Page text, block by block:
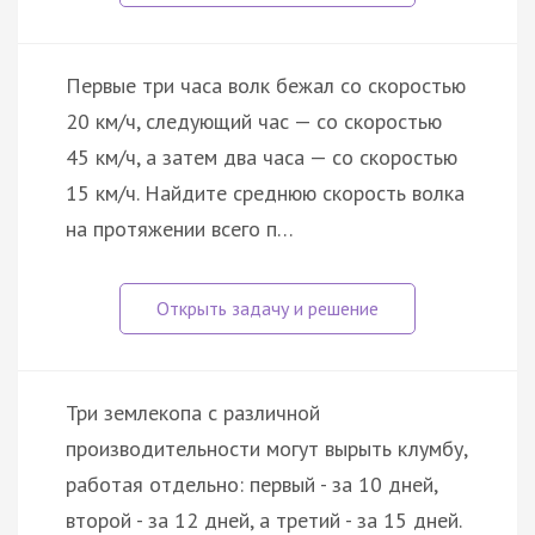
Первые три часа волк бежал со скоростью
20 км/ч, следующий час — со скоростью
45 км/ч, а затем два часа — со скоростью
15 км/ч. Найдите среднюю скорость волка
на протяжении всего п…
Три землекопа с различной
производительности могут вырыть клумбу,
работая отдельно: первый - за 10 дней,
второй - за 12 дней, а третий - за 15 дней.